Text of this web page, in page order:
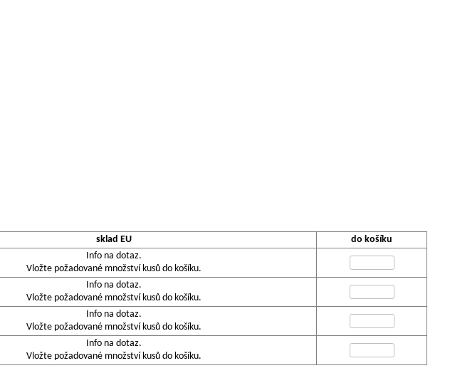
sklad EU do košíku
Info na dotaz.
Vložte požadované množství kusů do košíku.
Info na dotaz.
Vložte požadované množství kusů do košíku.
Info na dotaz.
Vložte požadované množství kusů do košíku.
Info na dotaz.
Vložte požadované množství kusů do košíku.